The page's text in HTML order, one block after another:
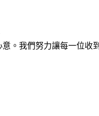
。我們努力讓每一位